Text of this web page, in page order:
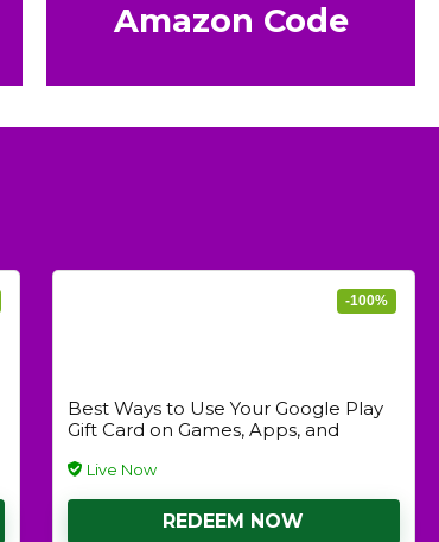
Amazon Code
-100%
Best Ways to Use Your Google Play
Gift Card on Games, Apps, and
Live Now
REDEEM NOW